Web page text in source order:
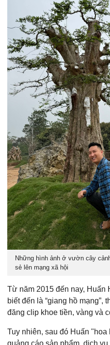
Những hình ảnh ở vườn cây
sẻ lên mạng xã hội
Từ năm 2015 đến nay,
biết đến là “giang hồ mạng”,
đăng clip khoe tiền, vàng và
Tuy nhiên, sau đó Huấn
quảng cáo sản phẩm, dịch vụ